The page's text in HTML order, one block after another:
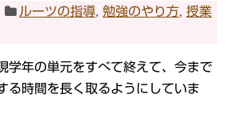
ルーツの指導 ,勉強のやり方 ,授業
学年の単元をすべて終えて、今まで
る時間を長く取るようにしていま